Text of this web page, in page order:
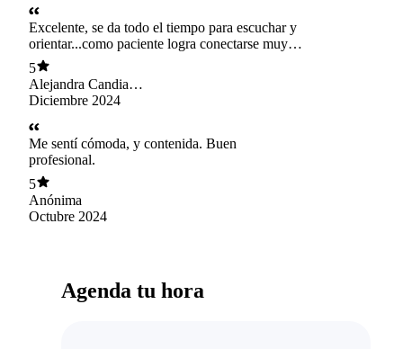
Excelente, se da todo el tiempo para escuchar y
orientar...como paciente logra conectarse muy
bien con médico, genera mucha confianza
5
Alejandra Candia
Alvarez
Diciembre 2024
Me sentí cómoda, y contenida. Buen
profesional.
5
Anónima
Octubre 2024
Agenda tu hora